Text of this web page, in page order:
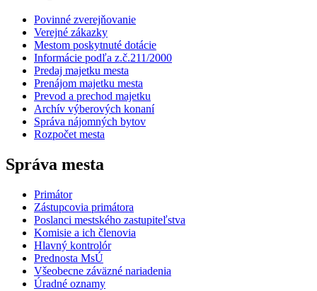
Povinné zverejňovanie
Verejné zákazky
Mestom poskytnuté dotácie
Informácie podľa z.č.211/2000
Predaj majetku mesta
Prenájom majetku mesta
Prevod a prechod majetku
Archív výberových konaní
Správa nájomných bytov
Rozpočet mesta
Správa mesta
Primátor
Zástupcovia primátora
Poslanci mestského zastupiteľstva
Komisie a ich členovia
Hlavný kontrolór
Prednosta MsÚ
Všeobecne záväzné nariadenia
Úradné oznamy